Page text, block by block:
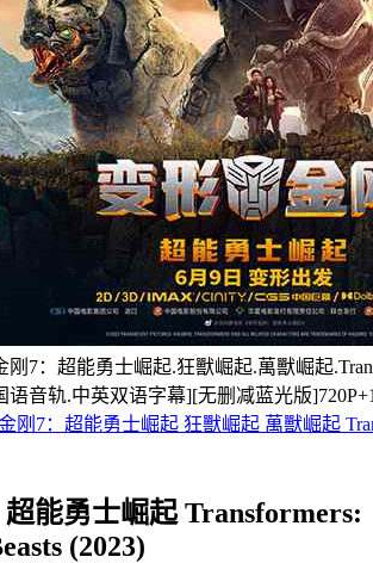
7：超能勇士崛起.狂獸崛起.萬獸崛起
语音轨.中英双语字幕][无删减蓝光版
刚7：超能勇士崛起 狂獸崛起 萬獸崛起
能勇士崛起 Transformers:
(2023)